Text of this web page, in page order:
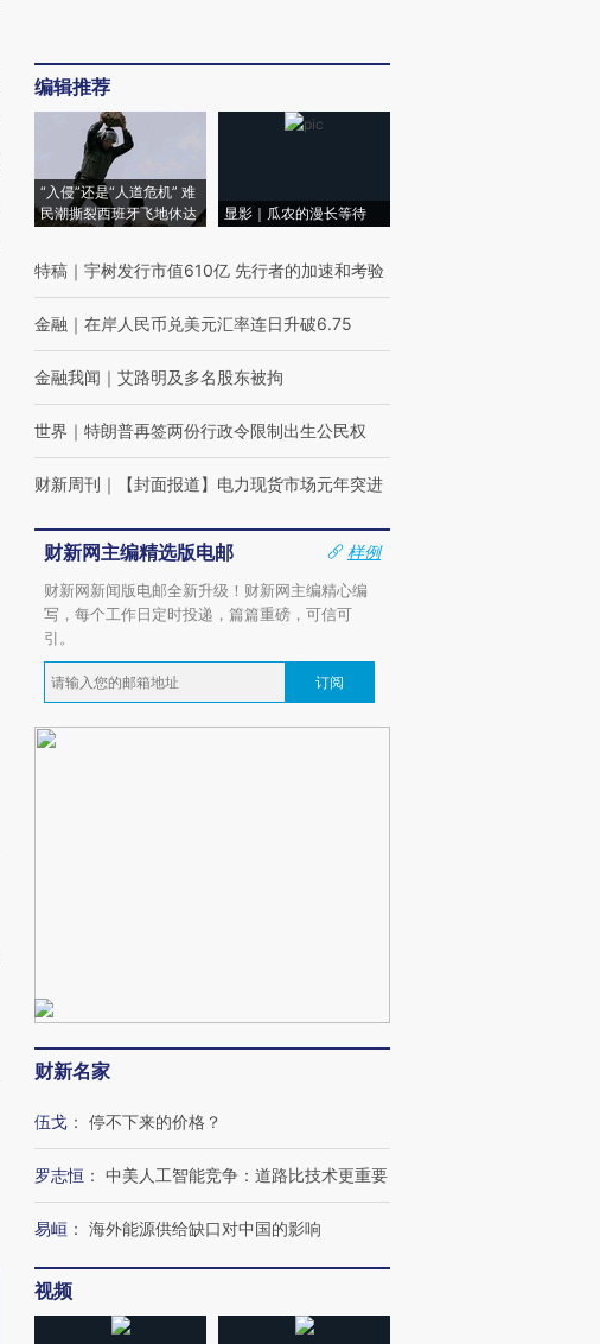
编辑推荐
“入侵”还是“人道危机” 难
民潮撕裂西班牙飞地休达
显影｜瓜农的漫长等待
特稿 ｜ 宇树发行市值610亿 先行者的加速和考验
金融 ｜ 在岸人民币兑美元汇率连日升破6.75
金融我闻 ｜ 艾路明及多名股东被拘
世界 ｜ 特朗普再签两份行政令限制出生公民权
财新周刊 ｜ 【封面报道】电力现货市场元年突进
财新网主编精选版电邮
样例
财新网新闻版电邮全新升级！财新网主编精心编
写，每个工作日定时投递，篇篇重磅，可信可
引。
订阅
财新名家
伍戈 ： 停不下来的价格？
罗志恒 ： 中美人工智能竞争：道路比技术更重要
易峘 ： 海外能源供给缺口对中国的影响
视频